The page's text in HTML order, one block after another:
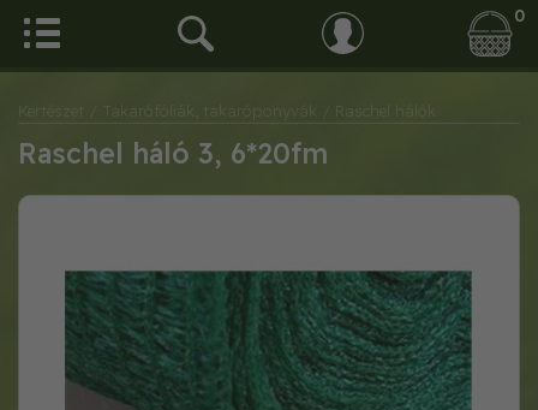
0
Kertészet / Takarófóliák, takaróponyvák / Raschel hálók
Raschel háló 3, 6*20fm